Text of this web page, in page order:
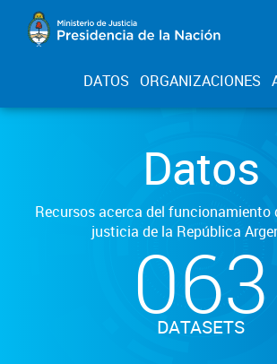
DATOS ORGANIZACIONES
Datos
Recursos acerca del funcionamiento
justicia de la República
063
DATASETS